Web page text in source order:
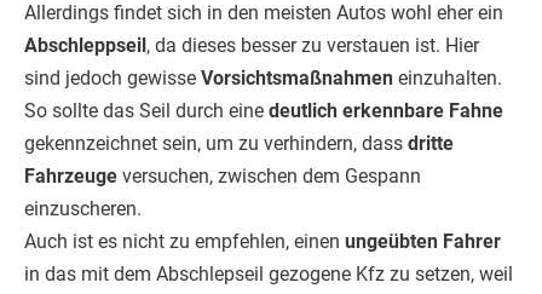
Allerdings findet sich in den meisten Autos wohl eher ein
Abschleppseil, da dieses besser zu verstauen ist. Hier
sind jedoch gewisse Vorsichtsmaßnahmen einzuhalten.
So sollte das Seil durch eine deutlich erkennbare Fahne
gekennzeichnet sein, um zu verhindern, dass dritte
Fahrzeuge versuchen, zwischen dem Gespann
einzuscheren.
Auch ist es nicht zu empfehlen, einen ungeübten Fahrer
in das mit dem Abschlepseil gezogene Kfz zu setzen, weil